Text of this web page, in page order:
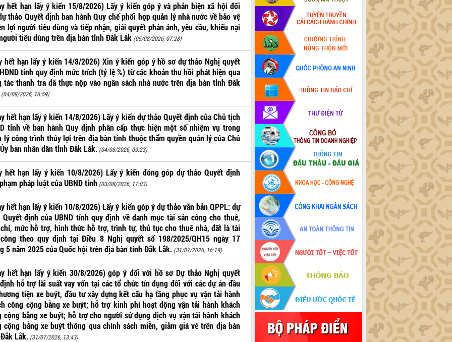
hết hạn lấy ý kiến 15/8/2026) Lấy ý kiến góp ý và phản biện xã hội đối
thảo Quyết định ban hành Quy chế phối hợp quản lý nhà nước về bảo vệ
lợi người tiêu dùng và tiếp nhận, giải quyết phản ánh, yêu cầu, khiếu nại
tiêu dùng trên địa bàn tỉnh Đắk Lắk (05/08/2026, 07:28)
hết hạn lấy ý kiến 14/8/2026) Xin ý kiến góp ý hồ sơ dự thảo Nghị quyết
tỉnh quy định mức trích (tỷ lệ %) từ các khoản thu hồi phát hiện qua
tác thanh tra đã thực nộp vào ngân sách nhà nước trên địa bàn tỉnh Đắk
(04/08/2026, 16:59)
hết hạn lấy ý kiến 14/8/2026) Lấy ý kiến dự thảo Quyết định của Chủ tịch
tỉnh về ban hành Quy định phân cấp thực hiện một số nhiệm vụ trong
lý công trình thủy lợi trên địa bàn tỉnh thuộc thẩm quyền quản lý của Chủ
ban nhân dân tỉnh Đắk Lắk. (04/08/2026, 09:23)
hết hạn lấy ý kiến 10/8/2026) Lấy ý kiến đóng góp dự thảo Quyết định
pháp luật của UBND tỉnh (03/08/2026, 17:03)
hết hạn lấy ý kiến 10/8/2026) Lấy ý kiến góp ý dự thảo văn bản QPPL: dự
Quyết định của UBND tỉnh quy định về danh mục tài sản công cho thuê,
mức hỗ trợ, hình thức hỗ trợ, trình tự, thủ tục cho thuê nhà, đất là tài
theo quy định tại Điều 8 Nghị quyết số 198/2025/QH15 ngày 17
5 năm 2025 của Quốc hội trên địa bàn tỉnh Đắk Lắk. (31/07/2026, 16:19)
hết hạn lấy ý kiến 30/8/2026) góp ý đối với hồ sơ Dự thảo Nghị quyết
hỗ trợ lãi suất vay vốn tại các tổ chức tín dụng đối với các dự án đầu
tiện xe buýt, đầu tư xây dựng kết cấu hạ tầng phục vụ vận tải hành
công cộng bằng xe buýt; hỗ trợ kinh phí hoạt động vận tải hành khách
cộng bằng xe buýt; hỗ trợ cho người sử dụng dịch vụ vận tải hành khách
cộng bằng xe buýt thông qua chính sách miễn, giảm giá vé trên địa bàn
Lắk. (31/07/2026, 13:43)